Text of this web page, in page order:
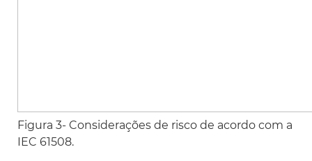
Figura 3- Considerações de risco de acordo com a
IEC 61508.